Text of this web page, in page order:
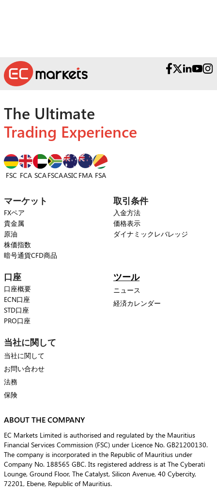
The Ultimate
Trading Experience
FSC FCA SCAFSCAASIC FMA FSA
マーケット
FXペア
貴金属
原油
株価指数
暗号通貨CFD商品
取引条件
入金方法
価格表示
ダイナミックレバレッジ
口座
口座概要
ECN口座
STD口座
PRO口座
ツール
ニュース
経済カレンダー
当社に関して
当社に関して
お問い合わせ
法務
保険
ABOUT THE COMPANY
EC Markets Limited is authorised and regulated by the Mauritius
Financial Services Commission (FSC) under Licence No. GB21200130.
The company is incorporated in the Republic of Mauritius under
Company No. 188565 GBC. Its registered address is at The Cyberati
Lounge, Ground Floor, The Catalyst, Silicon Avenue, 40 Cybercity,
72201, Ebene, Republic of Mauritius.